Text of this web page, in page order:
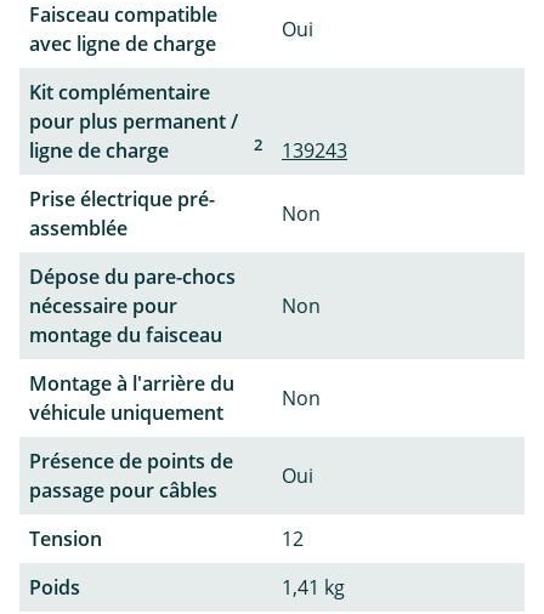
Faisceau compatible
avec ligne de charge
Oui
Kit complémentaire
pour plus permanent /
ligne de charge
2
139243
Prise électrique pré-
assemblée
Non
Dépose du pare-chocs
nécessaire pour
montage du faisceau
Non
Montage à l'arrière du
véhicule uniquement
Non
Présence de points de
passage pour câbles
Oui
Tension
12
Poids
1,41 kg